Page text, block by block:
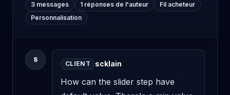
3 messages 1 réponses de l'auteur
Fil acheteur
Personnalisation
S
CLIENT scklain
How can the slider step have